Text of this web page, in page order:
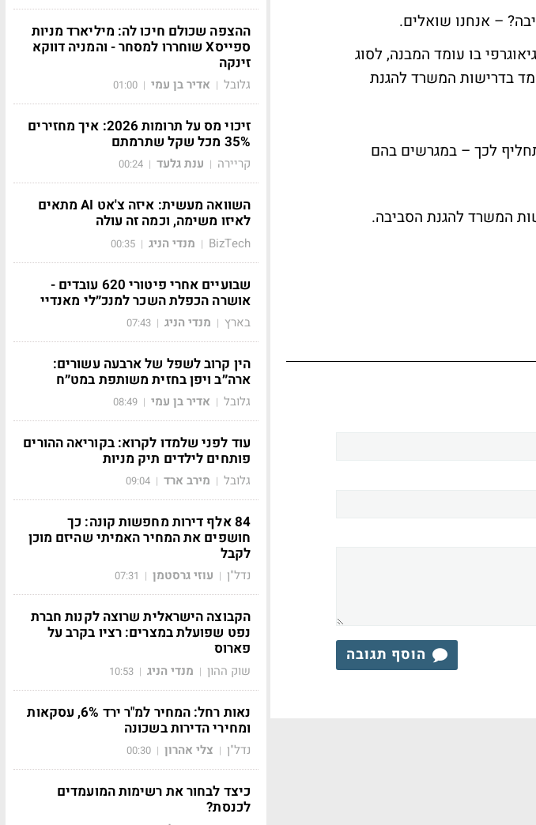
– אנחנו שואלים.
בו עומד המבנה, לסוג
בדרישות המשרד להגנת
גם כתחליף לכך – במגרשים בהם
המשרד להגנת הסביבה.
הוסף תגובה
ההצפה שכולם חיכו לה: מיליארד מניות
ספייסX שוחררו למסחר - והמניה דווקא
זינקה
גלובל | אדיר בן עמי |
01:00
זיכוי מס על תרומות 2026: איך מחזירים
35% מכל שקל שתרמתם
קריירה | ענת גלעד |
00:24
השוואה מעשית: איזה צ'אט AI מתאים
לאיזו משימה, וכמה זה עולה
BizTech
| מנדי הניג |
00:35
שבועיים אחרי פיטורי 620 עובדים -
אושרה הכפלת השכר למנכ״לי מאנדיי
בארץ | מנדי הניג |
07:43
הין קרוב לשפל של ארבעה עשורים:
ארה״ב ויפן בחזית משותפת במט״ח
גלובל | אדיר בן עמי |
08:49
עוד לפני שלמדו לקרוא: בקוריאה ההורים
פותחים לילדים תיק מניות
גלובל | מירב ארד |
09:04
84 אלף דירות מחפשות קונה: כך
חושפים את המחיר האמיתי שהיזם מוכן
לקבל
נדל"ן | עוזי גרסטמן |
07:31
הקבוצה הישראלית שרוצה לקנות חברת
נפט שפועלת במצרים: רציו בקרב על
פארוס
שוק ההון | מנדי הניג |
10:53
נאות רחל: המחיר למ"ר ירד 6%, עסקאות
ומחירי הדירות בשכונה
נדל"ן | צלי אהרון |
00:30
כיצד לבחור את רשימות המועמדים
לכנסת?